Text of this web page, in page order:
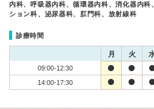
内科、呼吸器内科、循環器内科、消化器内
ション科、泌尿器科、肛門科、放射線科
診療時間
月 火
09:00-12:30
14:00-17:30